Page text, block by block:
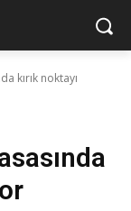
kırık noktayı